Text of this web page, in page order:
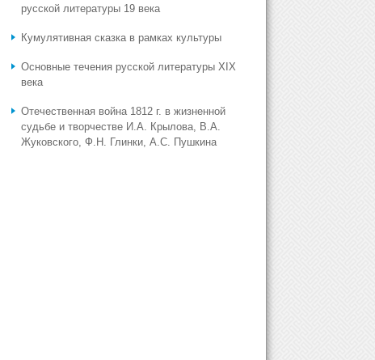
русской литературы 19 века
Кумулятивная сказка в рамках культуры
Основные течения русской литературы XIX
века
Отечественная война 1812 г. в жизненной
судьбе и творчестве И.А. Крылова, В.А.
Жуковского, Ф.Н. Глинки, А.С. Пушкина